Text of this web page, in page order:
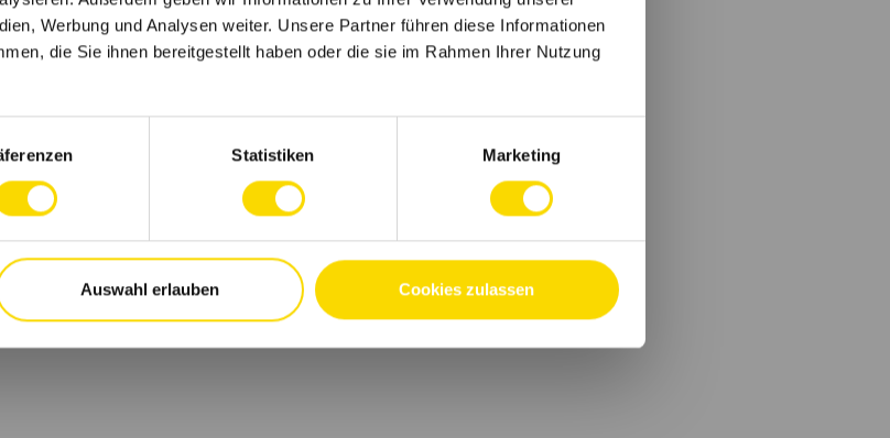
Werbung und Analysen weiter. Unsere Partner führen diese Informationen
die Sie ihnen bereitgestellt haben oder die sie im Rahmen Ihrer Nutzung
Statistiken Marketing
Auswahl erlauben Cookies zulassen
wartbare Software‐